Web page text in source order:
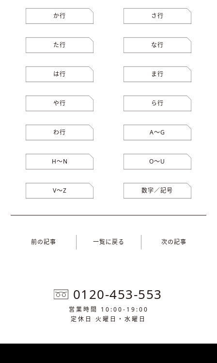
か行 さ行
た行 な行
は行 ま行
や行 ら行
わ行 A〜G
H〜N O〜U
V〜Z 数字／記号
前の記事 一覧に戻る 次の記事
0120-453-553
営業時間 10:00-19:00
定休日 火曜日・水曜日